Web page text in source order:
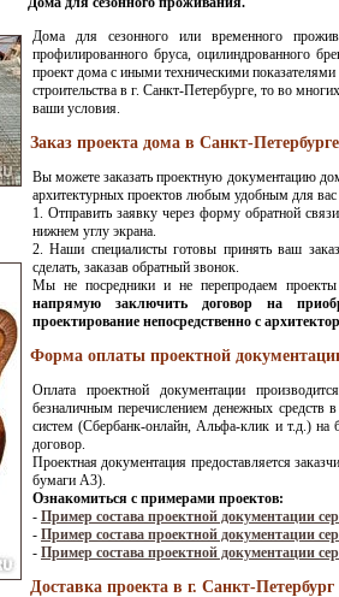
Дома для сезонного или временного
профилированного бруса, оцилиндрованного
проект дома с иными техническими
строительства в г. Санкт-Петербурге, то во
ваши условия.
Заказ проекта дома в Санкт-Петербурге
Вы можете заказать проектную документацию
архитектурных проектов любым удобным для вас
1. Отправить заявку через форму обратной
нижнем углу экрана.
2. Наши специалисты готовы принять ваш
сделать, заказав обратный звонок.
Мы не посредники и не перепродаем
напрямую заключить договор на
проектирование непосредственно с
Форма оплаты проектной
Оплата проектной документации
безналичным перечислением денежных средств
систем (Сбербанк-онлайн, Альфа-клик и т.д.) на
договор.
Проектная документация предоставляется
бумаги А3).
Ознакомиться с примерами проектов:
- Пример состава проектной документации
- Пример состава проектной документации
- Пример состава проектной
Доставка проекта в г. Санкт-Петербург